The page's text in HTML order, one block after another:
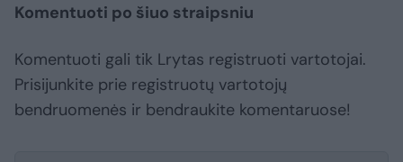
Komentuoti po šiuo straipsniu
Komentuoti gali tik Lrytas registruoti vartotojai.
Prisijunkite prie registruotų vartotojų
bendruomenės ir bendraukite komentaruose!